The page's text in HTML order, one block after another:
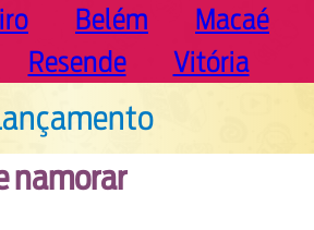
Belém
Macaé
Resende Vitória
namorar